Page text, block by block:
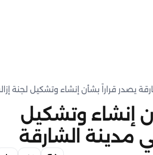
يصدر قراراً بشأن إنشاء وتشكيل لجنة
إنشاء وتشكيل
مدينة الشارقة